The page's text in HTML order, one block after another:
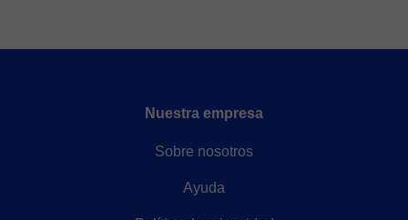
Nuestra empresa
Sobre nosotros
Ayuda